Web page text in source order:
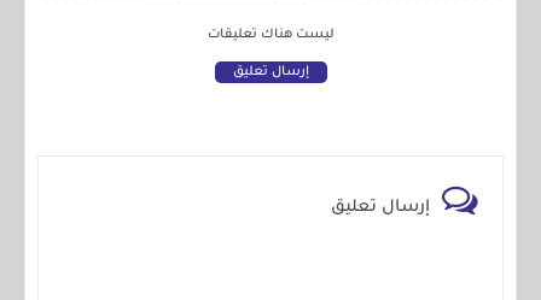
ليست هناك تعليقات
إرسال تعليق
إرسال تعليق